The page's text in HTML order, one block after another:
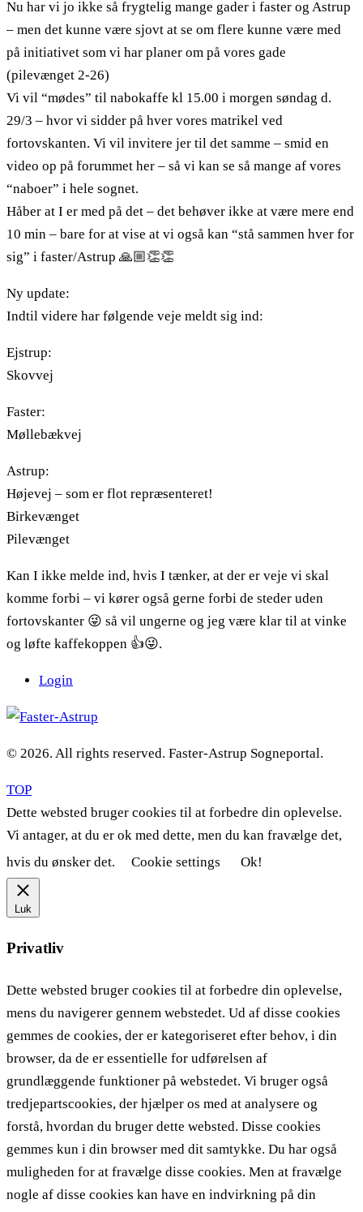
Nu har vi jo ikke så frygtelig mange gader i faster og Astrup
– men det kunne være sjovt at se om flere kunne være med
på initiativet som vi har planer om på vores gade
(pilevænget 2-26)
Vi vil “mødes” til nabokaffe kl 15.00 i morgen søndag d.
29/3 – hvor vi sidder på hver vores matrikel ved
fortovskanten. Vi vil invitere jer til det samme – smid en
video op på forummet her – så vi kan se så mange af vores
“naboer” i hele sognet.
Håber at I er med på det – det behøver ikke at være mere end
10 min – bare for at vise at vi også kan “stå sammen hver for
sig” i faster/Astrup 🙏🏼👏👏
Ny update:
Indtil videre har følgende veje meldt sig ind:
Ejstrup:
Skovvej
Faster:
Møllebækvej
Astrup:
Højevej – som er flot repræsenteret!
Birkevænget
Pilevænget
Kan I ikke melde ind, hvis I tænker, at der er veje vi skal
komme forbi – vi kører også gerne forbi de steder uden
fortovskanter 😜 så vil ungerne og jeg være klar til at vinke
og løfte kaffekoppen 👍😜.
Login
© 2026. All rights reserved. Faster-Astrup Sogneportal.
TOP
Dette websted bruger cookies til at forbedre din oplevelse.
Vi antager, at du er ok med dette, men du kan fravælge det,
hvis du ønsker det.
Cookie settings Ok!
Luk
Privatliv
Dette websted bruger cookies til at forbedre din oplevelse,
mens du navigerer gennem webstedet. Ud af disse cookies
gemmes de cookies, der er kategoriseret efter behov, i din
browser, da de er essentielle for udførelsen af ​​
grundlæggende funktioner på webstedet. Vi bruger også
tredjepartscookies, der hjælper os med at analysere og
forstå, hvordan du bruger dette websted. Disse cookies
gemmes kun i din browser med dit samtykke. Du har også
muligheden for at fravælge disse cookies. Men at fravælge
nogle af disse cookies kan have en indvirkning på din